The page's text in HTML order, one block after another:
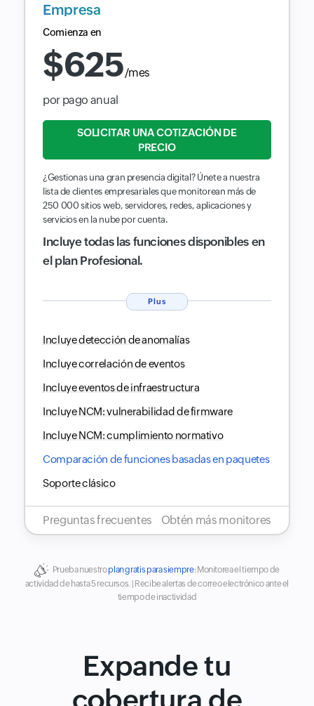
Empresa
Comienza en
$625/mes
por pago anual
SOLICITAR UNA COTIZACIÓN DE
PRECIO
¿Gestionas una gran presencia digital? Únete a nuestra
lista de clientes empresariales que monitorean más de
250 000 sitios web, servidores, redes, aplicaciones y
servicios en la nube por cuenta.
Incluye todas las funciones disponibles en
el plan Profesional.
Plus
Incluye detección de anomalías
Incluye correlación de eventos
Incluye eventos de infraestructura
Incluye NCM: vulnerabilidad de firmware
Incluye NCM: cumplimiento normativo
Comparación de funciones basadas en paquetes
Soporte clásico
Preguntas frecuentes Obtén más monitores
Prueba nuestroplan gratis para siempre:Monitorea el tiempo de
actividad de hasta 5 recursos. | Recibe alertas de correo electrónico ante el
tiempo de inactividad
Expande tu
cobertura de